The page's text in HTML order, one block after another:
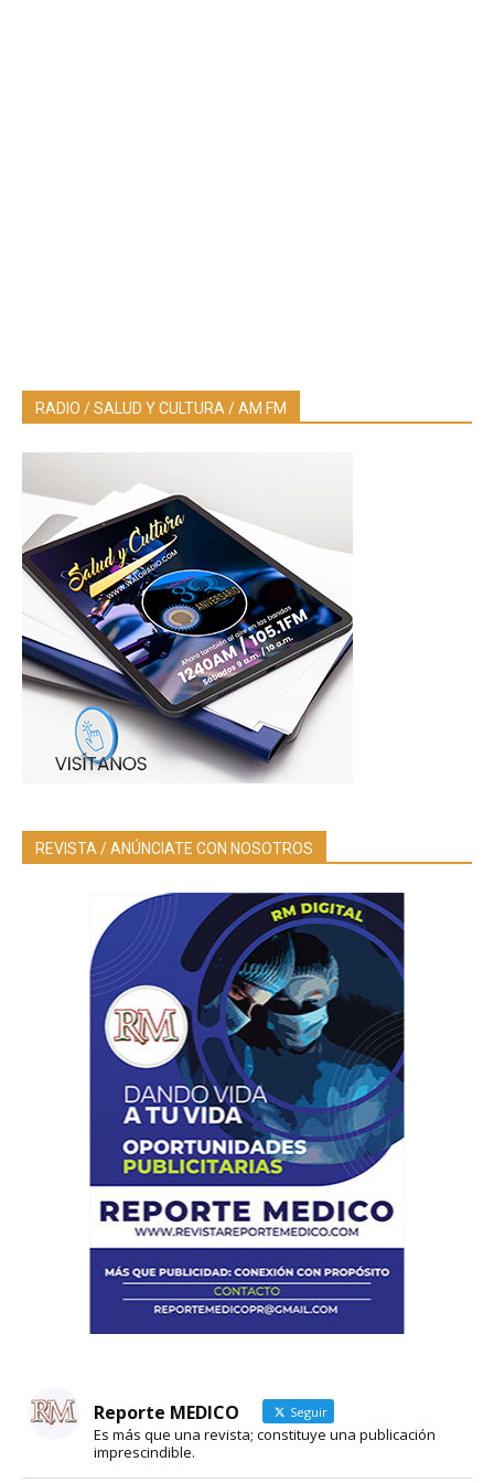
RADIO / SALUD Y CULTURA / AM FM
REVISTA / ANÚNCIATE CON NOSOTROS
Reporte MEDICO Seguir
Es más que una revista; constituye una publicación
imprescindible.